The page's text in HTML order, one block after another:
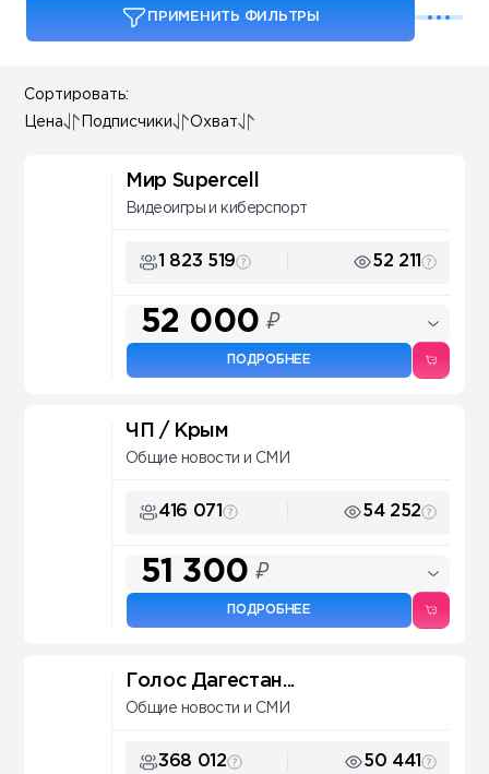
ПРИМЕНИТЬ ФИЛЬТРЫ
Сортировать:
Цена Подписчики Охват
Мир Supercell
Видеоигры и киберспорт
1 823 519 52 211
52 000 ₽
ПОДРОБНЕЕ
ЧП / Крым
Общие новости и СМИ
416 071 54 252
51 300 ₽
ПОДРОБНЕЕ
Голос Дагестан...
Общие новости и СМИ
368 012 50 441